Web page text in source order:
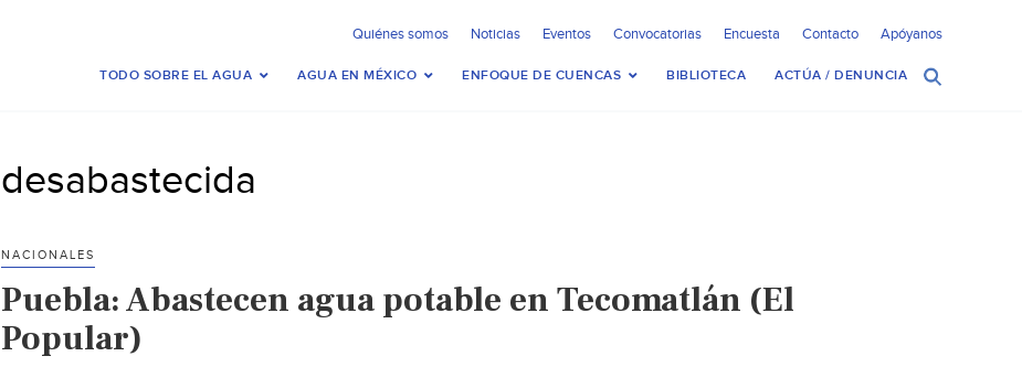
Quiénes somos Noticias Eventos Convocatorias Encuesta Contacto Apóyanos
TODO SOBRE EL AGUA AGUA EN MÉXICO ENFOQUE DE CUENCAS BIBLIOTECA ACTÚA / DENUNCIA
desabastecida
NACIONALES
Puebla: Abastecen agua potable en Tecomatlán (El
Popular)